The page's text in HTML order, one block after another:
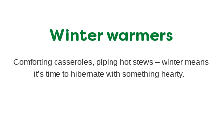
Consigli del mestiere
Winter warmers
Comforting casseroles, piping hot stews – winter means
it’s time to hibernate with something hearty.